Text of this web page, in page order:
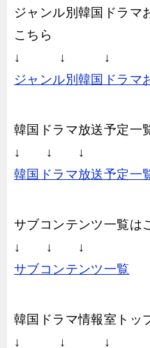
ジャンル別韓国ドラマ
こちら
↓ ↓ ↓
ジャンル別韓国ドラマ
韓国ドラマ放送予定一
↓ ↓ ↓
韓国ドラマ放送予定一
サブコンテンツ一覧は
↓ ↓ ↓
サブコンテンツ一覧
韓国ドラマ情報室トッ
↓ ↓ ↓